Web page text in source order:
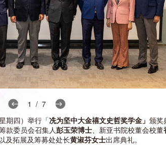
1 / 7
期四）举行「冼为坚中大金禧文史哲奖学金」颁奖
款委员会召集人彭玉荣博士、新亚书院校董会校董
及拓展及筹募处处长黄淑芬女士出席典礼。